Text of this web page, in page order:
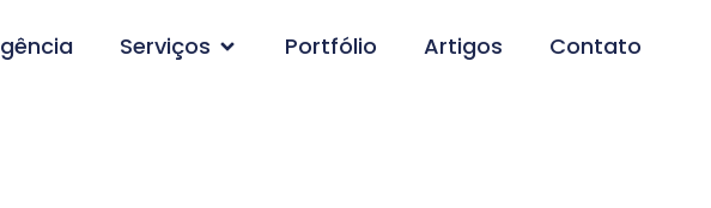
Serviços Portfólio Artigos Contato